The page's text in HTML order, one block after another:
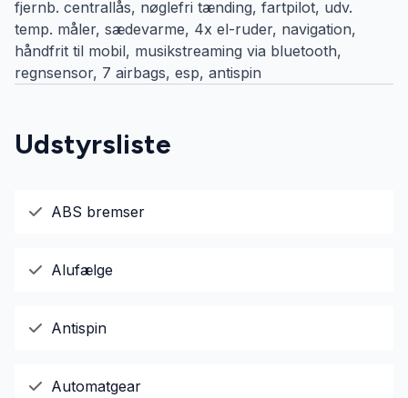
fjernb. centrallås, nøglefri tænding, fartpilot, udv.
temp. måler, sædevarme, 4x el-ruder, navigation,
håndfrit til mobil, musikstreaming via bluetooth,
regnsensor, 7 airbags, esp, antispin
Udstyrsliste
ABS bremser
Alufælge
Antispin
Automatgear